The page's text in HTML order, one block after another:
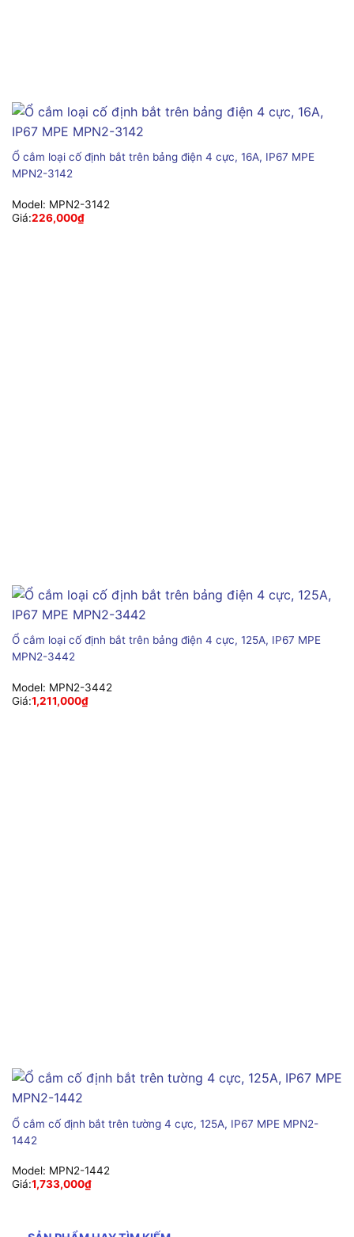
Ổ cắm loại cố định bắt trên bảng điện 4 cực, 16A, IP67 MPE
MPN2-3142
Model: MPN2-3142
Giá:226,000₫
Ổ cắm loại cố định bắt trên bảng điện 4 cực, 125A, IP67 MPE
MPN2-3442
Model: MPN2-3442
Giá:1,211,000₫
Ổ cắm cố định bắt trên tường 4 cực, 125A, IP67 MPE MPN2-
1442
Model: MPN2-1442
Giá:1,733,000₫